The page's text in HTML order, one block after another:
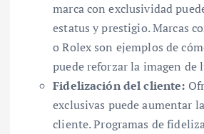
marca con exclusividad
estatus y prestigio. Marcas
o Rolex son ejemplos de
puede reforzar la imagen de
Fidelización del cliente:
exclusivas puede aumentar
cliente. Programas de